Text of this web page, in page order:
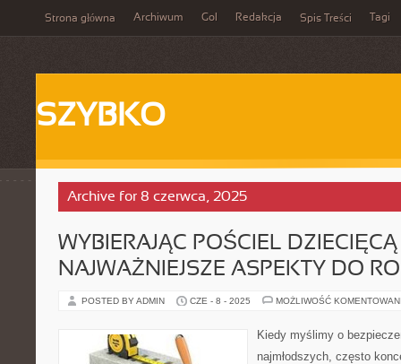
Strona główna Archiwum Gol Redakcja Spis Treści Tagi
SZYBKO
Archive for 8 czerwca, 2025
WYBIERAJĄC POŚCIEL DZIECIĘCĄ
NAJWAŻNIEJSZE ASPEKTY DO
POSTED BY ADMIN CZE - 8 - 2025 MOŻLIWOŚĆ
Kiedy myślimy o
najmłodszych, często